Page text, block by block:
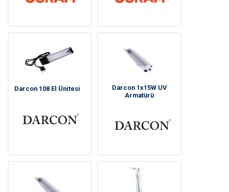
Darcon 108 El Ünitesi
Darcon 1x15W UV
Armatürü